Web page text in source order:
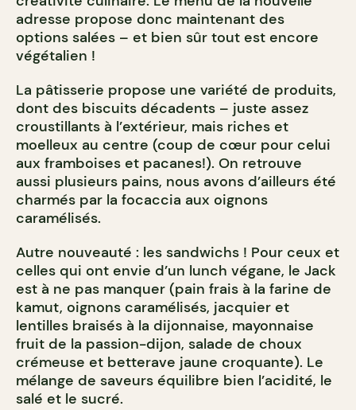
adresse propose donc maintenant des
options salées – et bien sûr tout est encore
végétalien !
La pâtisserie propose une variété de produits,
dont des biscuits décadents – juste assez
croustillants à l’extérieur, mais riches et
moelleux au centre (coup de cœur pour celui
aux framboises et pacanes!). On retrouve
aussi plusieurs pains, nous avons d’ailleurs été
charmés par la focaccia aux oignons
caramélisés.
Autre nouveauté : les sandwichs ! Pour ceux et
celles qui ont envie d’un lunch végane, le Jack
est à ne pas manquer (pain frais à la farine de
kamut, oignons caramélisés, jacquier et
lentilles braisés à la dijonnaise, mayonnaise
fruit de la passion-dijon, salade de choux
crémeuse et betterave jaune croquante). Le
mélange de saveurs équilibre bien l’acidité, le
salé et le sucré.